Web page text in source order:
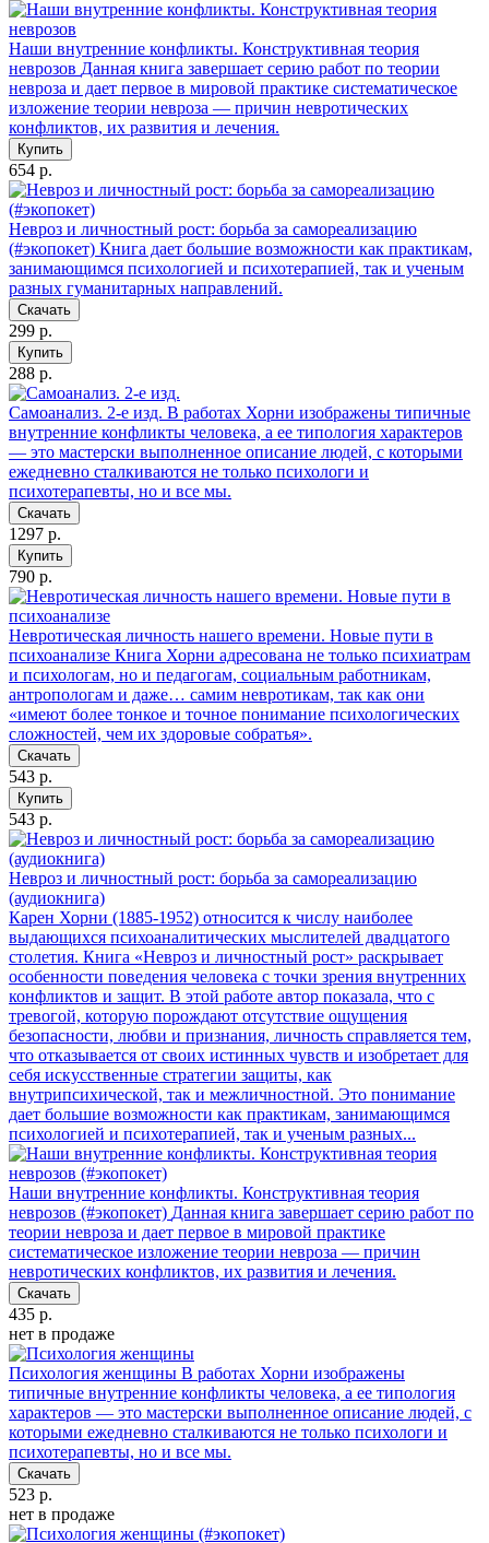
Наши внутренние конфликты. Конструктивная теория
неврозов Данная книга завершает серию работ по теории
невроза и дает первое в мировой практике систематическое
изложение теории невроза — причин невротических
конфликтов, их развития и лечения.
Купить
654 р.
Невроз и личностный рост: борьба за самореализацию
(#экопокет) Книга дает большие возможности как практикам,
занимающимся психологией и психотерапией, так и ученым
разных гуманитарных направлений.
Скачать
299 р.
Купить
288 р.
Самоанализ. 2-е изд. В работах Хорни изображены типичные
внутренние конфликты человека, а ее типология характеров
— это мастерски выполненное описание людей, с которыми
ежедневно сталкиваются не только психологи и
психотерапевты, но и все мы.
Скачать
1297 р.
Купить
790 р.
Невротическая личность нашего времени. Новые пути в
психоанализе Книга Хорни адресована не только психиатрам
и психологам, но и педагогам, социальным работникам,
антропологам и даже… самим невротикам, так как они
«имеют более тонкое и точное понимание психологических
сложностей, чем их здоровые собратья».
Скачать
543 р.
Купить
543 р.
Невроз и личностный рост: борьба за самореализацию
(аудиокнига)
Карен Хорни (1885-1952) относится к числу наиболее
выдающихся психоаналитических мыслителей двадцатого
столетия. Книга «Невроз и личностный рост» раскрывает
особенности поведения человека с точки зрения внутренних
конфликтов и защит. В этой работе автор показала, что с
тревогой, которую порождают отсутствие ощущения
безопасности, любви и признания, личность справляется тем,
что отказывается от своих истинных чувств и изобретает для
себя искусственные стратегии защиты, как
внутрипсихической, так и межличностной. Это понимание
дает большие возможности как практикам, занимающимся
психологией и психотерапией, так и ученым разных...
Наши внутренние конфликты. Конструктивная теория
неврозов (#экопокет) Данная книга завершает серию работ по
теории невроза и дает первое в мировой практике
систематическое изложение теории невроза — причин
невротических конфликтов, их развития и лечения.
Скачать
435 р.
нет в продаже
Психология женщины В работах Хорни изображены
типичные внутренние конфликты человека, а ее типология
характеров — это мастерски выполненное описание людей, с
которыми ежедневно сталкиваются не только психологи и
психотерапевты, но и все мы.
Скачать
523 р.
нет в продаже